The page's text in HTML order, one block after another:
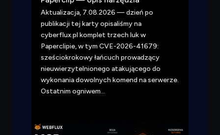
Aktualizacja, 7.08.2026 — dzień po
publikacji tej karty opisaliśmy na
cyberflux.pl komplet trzech luk w
Paperclipie, w tym CVE-2026-41679:
sześciokrokowy łańcuch prowadzący
nieuwierzytelnionego atakującego do
wykonania dowolnych komend na serwerze.
Ostatnim ogniwem…